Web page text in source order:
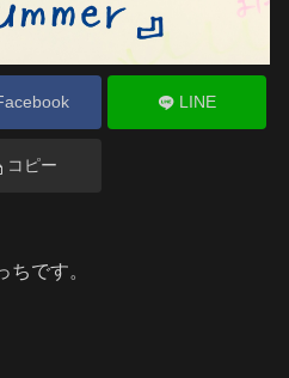
LINE
コピー
です。